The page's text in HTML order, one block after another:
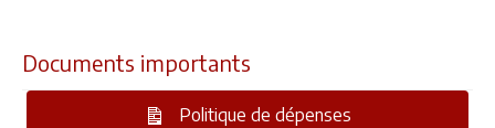
Documents importants
Politique de dépenses